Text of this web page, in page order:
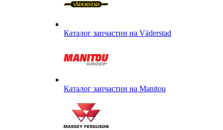
Каталог запчастин на Väderstad
Каталог запчастин на Маnitou